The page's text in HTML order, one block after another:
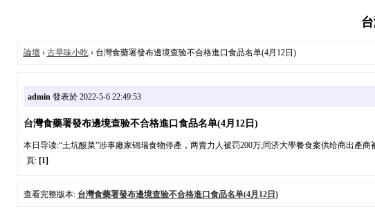
論壇› 古早味小吃› 台灣食藥署發布邊境查验不合格進口食品名单(4月12日)
admin發表於 2022-5-6 22:49:53
台灣食藥署發布邊境查验不合格進口食品名单(4月12日)
本日导读:“土坑酸菜”涉事廠家锦瑞食物停產，两賣力人被罚200万;同济大學餐食案供给商出產
頁: [1]
查看完整版本: 台灣食藥署發布邊境查验不合格進口食品名单(4月12日)